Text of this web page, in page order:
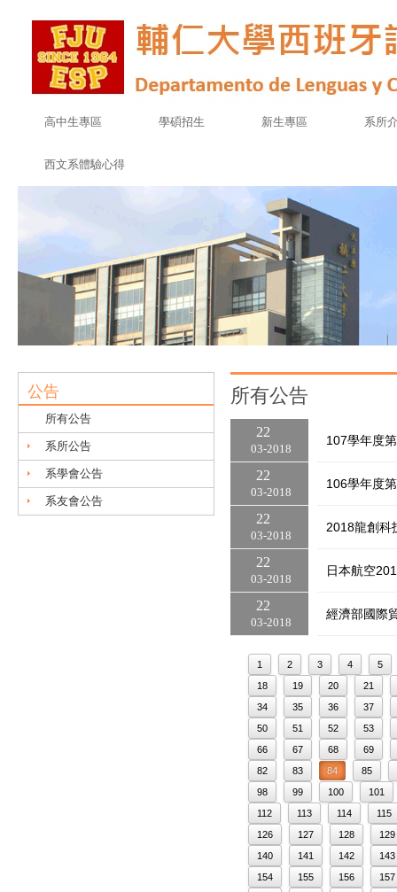
高中生專區 學碩招生 新生專區 系所
西文系體驗心得
公告
所有公告
系所公告
系學會公告
系友會公告
所有公告
03 2018
22
107學年度
03 2018
22
106學年度
03 2018
22
2018龍創科
03 2018
22
日本航空
03 2018
22
經濟部國際
1 2 3 4
5
18
19 20
21
34
35 36
37
50
51 52
53
66
67 68
69
82
83 84
85
98
99 100
101
112
113 114
115
126
127 128
129
140
141 142
143
154
155 156
157